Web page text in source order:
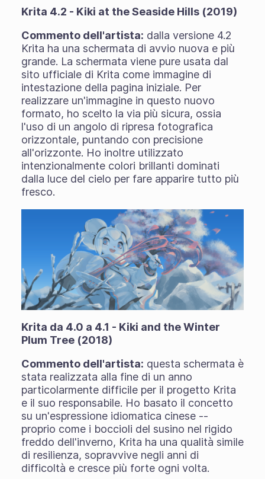
Krita 4.2 - Kiki at the Seaside Hills (2019)
Commento dell'artista: dalla versione 4.2
Krita ha una schermata di avvio nuova e più
grande. La schermata viene pure usata dal
sito ufficiale di Krita come immagine di
intestazione della pagina iniziale. Per
realizzare un'immagine in questo nuovo
formato, ho scelto la via più sicura, ossia
l'uso di un angolo di ripresa fotografica
orizzontale, puntando con precisione
all'orizzonte. Ho inoltre utilizzato
intenzionalmente colori brillanti dominati
dalla luce del cielo per fare apparire tutto più
fresco.
Krita da 4.0 a 4.1 - Kiki and the Winter
Plum Tree (2018)
Commento dell'artista: questa schermata è
stata realizzata alla fine di un anno
particolarmente difficile per il progetto Krita
e il suo responsabile. Ho basato il concetto
su un'espressione idiomatica cinese --
proprio come i boccioli del susino nel rigido
freddo dell'inverno, Krita ha una qualità simile
di resilienza, sopravvive negli anni di
difficoltà e cresce più forte ogni volta.